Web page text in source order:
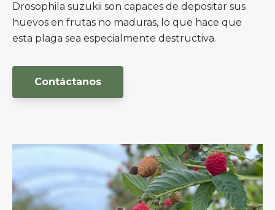
Drosophila suzukii son capaces de depositar sus
huevos en frutas no maduras, lo que hace que
esta plaga sea especialmente destructiva.
Contáctanos